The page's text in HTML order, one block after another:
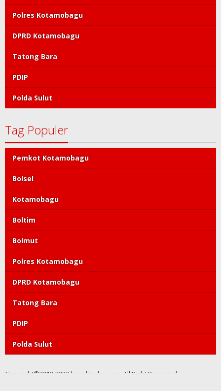
Polres Kotamobagu
DPRD Kotamobagu
Tatong Bara
PDIP
Polda Sulut
Tag Populer
Pemkot Kotamobagu
Bolsel
Kotamobagu
Boltim
Bolmut
Polres Kotamobagu
DPRD Kotamobagu
Tatong Bara
PDIP
Polda Sulut
Copyright©2019-2022 kroniktoday.com. All Right Reserved